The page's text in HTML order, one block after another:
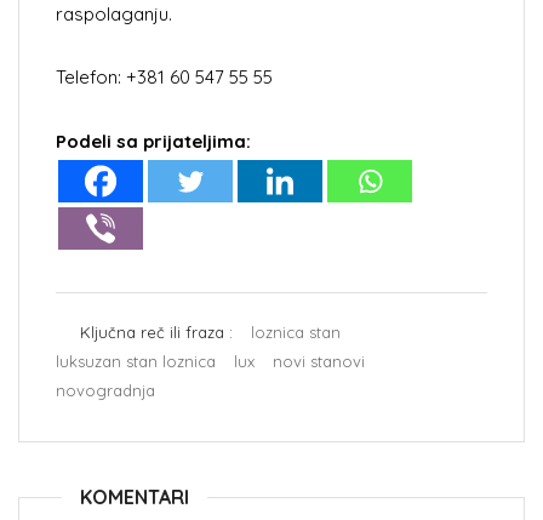
raspolaganju.
Telefon: +381 60 547 55 55
Podeli sa prijateljima:
Ključna reč ili fraza :
loznica stan
luksuzan stan loznica
lux
novi stanovi
novogradnja
KOMENTARI